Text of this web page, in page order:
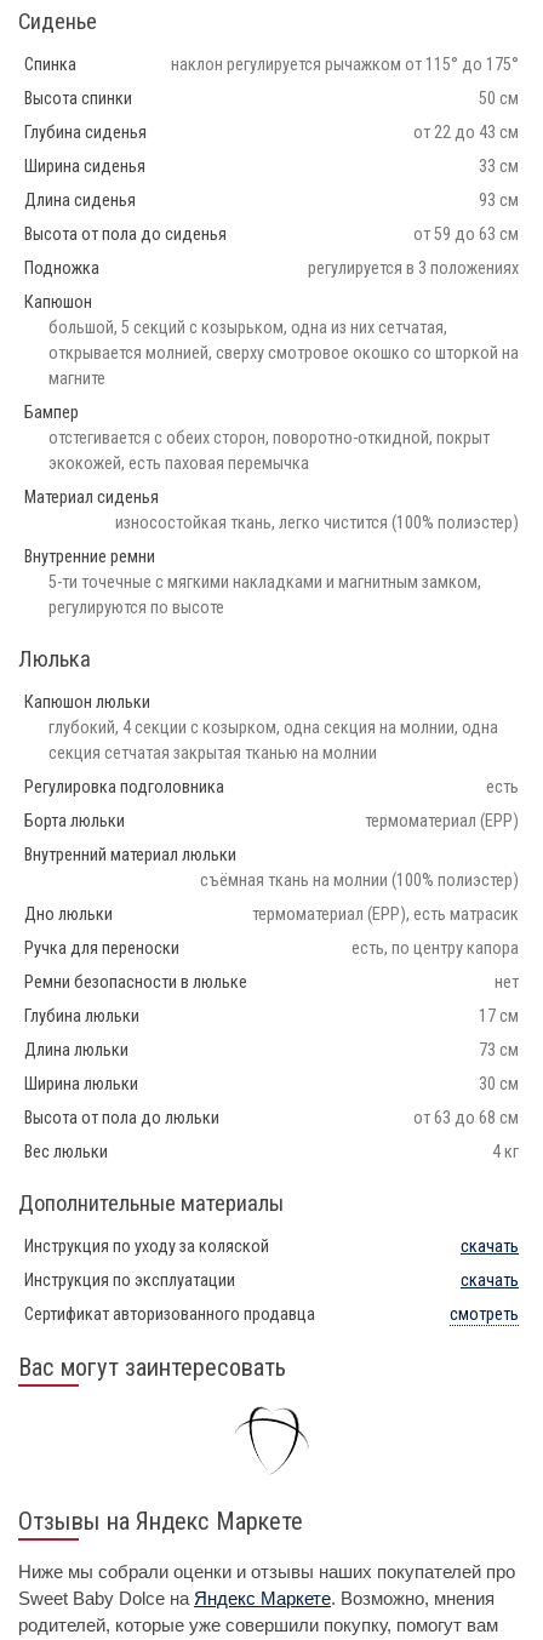
Сиденье
Спинка
наклон регулируется рычажком от 115° до 175°
Высота спинки
50 см
Глубина сиденья
от 22 до 43 см
Ширина сиденья
33 см
Длина сиденья
93 см
Высота от пола до сиденья
от 59 до 63 см
Подножка
регулируется в 3 положениях
Капюшон
большой, 5 секций с козырьком, одна из них сетчатая,
открывается молнией, сверху смотровое окошко со шторкой на
магните
Бампер
отстегивается с обеих сторон, поворотно-откидной, покрыт
экокожей, есть паховая перемычка
Материал сиденья
износостойкая ткань, легко чистится (100% полиэстер)
Внутренние ремни
5-ти точечные с мягкими накладками и магнитным замком,
регулируются по высоте
Люлька
Капюшон люльки
глубокий, 4 секции с козырком, одна секция на молнии, одна
секция сетчатая закрытая тканью на молнии
Регулировка подголовника
есть
Борта люльки
термоматериал (EPP)
Внутренний материал люльки
съёмная ткань на молнии (100% полиэстер)
Дно люльки
термоматериал (EPP), есть матрасик
Ручка для переноски
есть, по центру капора
Ремни безопасности в люльке
нет
Глубина люльки
17 см
Длина люльки
73 см
Ширина люльки
30 см
Высота от пола до люльки
от 63 до 68 см
Вес люльки
4 кг
Дополнительные материалы
Инструкция по уходу за коляской
скачать
Инструкция по эксплуатации
скачать
Сертификат авторизованного продавца
смотреть
Вас могут заинтересовать
Отзывы на Яндекс Маркете
Ниже мы собрали оценки и отзывы наших покупателей про
Sweet Baby Dolce на Яндекс Маркете. Возможно, мнения
родителей, которые уже совершили покупку, помогут вам